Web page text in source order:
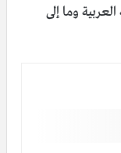
وما إلى